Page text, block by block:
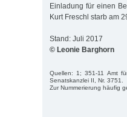
Einladung für einen
Kurt Freschl starb am
Stand: Juli 2017
© Leonie Barghorn
Quellen: 1; 351-11 Amt
Senatskanzlei II, Nr. 3751.
Zur Nummerierung häufig